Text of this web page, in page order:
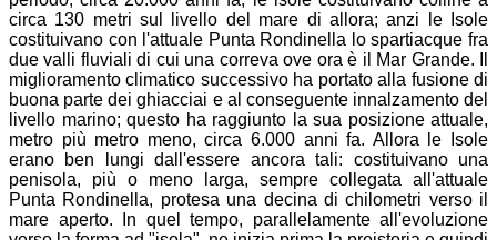
circa 130 metri sul livello del mare di allora; anzi le Isole
costituivano con l'attuale Punta Rondinella lo spartiacque fra
due valli fluviali di cui una correva ove ora è il Mar Grande. Il
miglioramento climatico successivo ha portato alla fusione di
buona parte dei ghiacciai e al conseguente innalzamento del
livello marino; questo ha raggiunto la sua posizione attuale,
metro più metro meno, circa 6.000 anni fa. Allora le Isole
erano ben lungi dall'essere ancora tali: costituivano una
penisola, più o meno larga, sempre collegata all'attuale
Punta Rondinella, protesa una decina di chilometri verso il
mare aperto. In quel tempo, parallelamente all'evoluzione